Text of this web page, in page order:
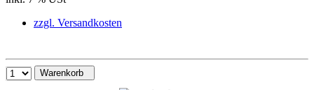
zzgl. Versandkosten
Warenkorb